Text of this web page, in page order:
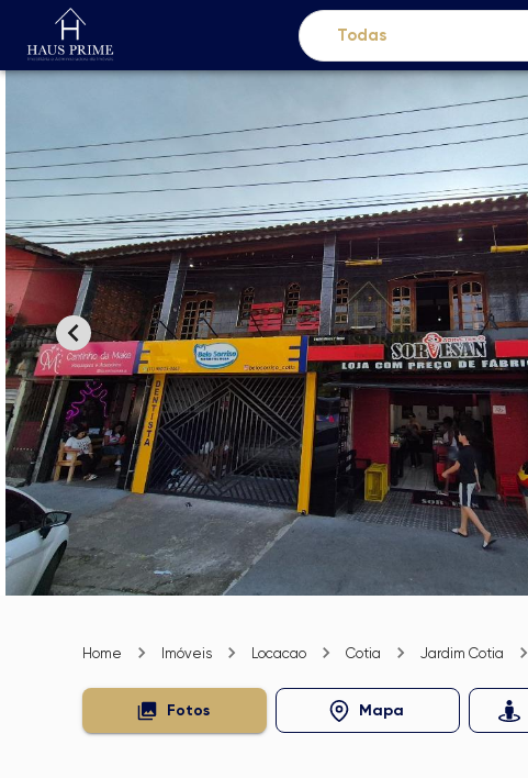
Home Imóveis Locacao Cotia Jardim Cotia
Fotos Mapa